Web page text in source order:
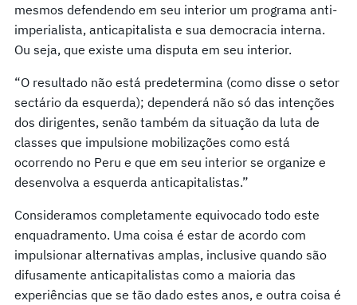
mesmos defendendo em seu interior um programa anti-
imperialista, anticapitalista e sua democracia interna.
Ou seja, que existe uma disputa em seu interior.
“O resultado não está predetermina (como disse o setor
sectário da esquerda); dependerá não só das intenções
dos dirigentes, senão também da situação da luta de
classes que impulsione mobilizações como está
ocorrendo no Peru e que em seu interior se organize e
desenvolva a esquerda anticapitalistas.”
Consideramos completamente equivocado todo este
enquadramento. Uma coisa é estar de acordo com
impulsionar alternativas amplas, inclusive quando são
difusamente anticapitalistas como a maioria das
experiências que se tão dado estes anos, e outra coisa é